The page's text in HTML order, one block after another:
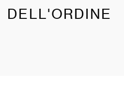
DELL'ORDINE